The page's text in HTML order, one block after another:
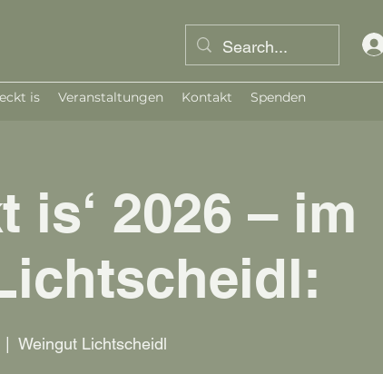
is Veranstaltungen Kontakt Spenden
is‘ 2026 – im
Weingut Lichtscheidl